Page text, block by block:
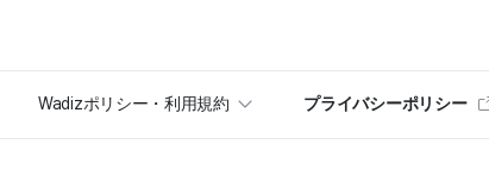
Wadizポリシー・利用規約 プライバシーポリシー